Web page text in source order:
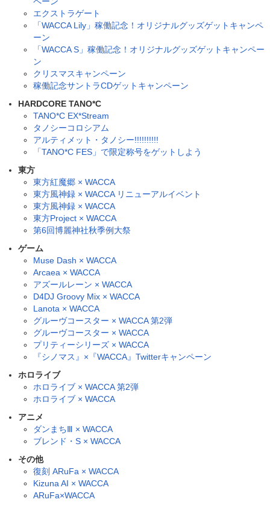
エクストラゲート
「WACCA Lily」稼働記念！オリジナルグッズゲットキャンペ
ーン
「WACCA S」稼働記念！オリジナルグッズゲットキャンペー
ン
クリスマスキャンペーン
稼働記念サントラCDゲットキャンペーン
HARDCORE TANO*C
TANO*C EX*Stream
タノシーコロシアム
アルティメット・タノシー!!!!!!!!!!
「TANO*C FES」で限定称号をゲットしよう
東方
東方紅魔郷 × WACCA
東方風神録 × WACCA リニューアルイベント
東方風神録 × WACCA
東方Project × WACCA
第6回博麗神社秋季例大祭
ゲーム
Muse Dash × WACCA
Arcaea × WACCA
アズールレーン × WACCA
D4DJ Groovy Mix × WACCA
Lanota × WACCA
グルーヴコースター × WACCA 第2弾
グルーヴコースター × WACCA
プリティーシリーズ × WACCA
『シノマス』×『WACCA』Twitterキャンペーン
ホロライブ
ホロライブ × WACCA 第2弾
ホロライブ × WACCA
アニメ
ダンまちⅢ × WACCA
ブレンド・S × WACCA
その他
復刻 ARuFa × WACCA
Kizuna AI × WACCA
ARuFa×WACCA